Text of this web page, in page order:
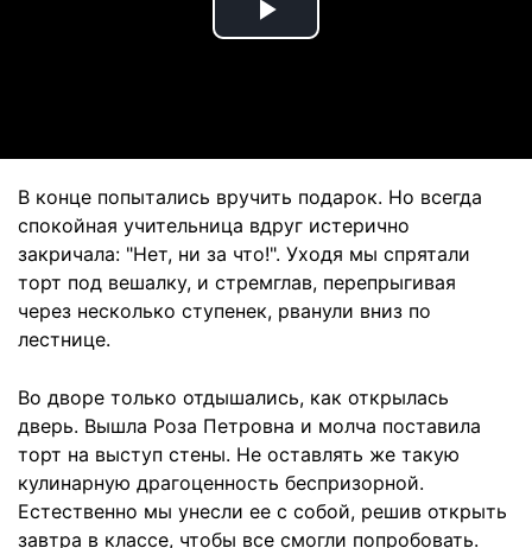
Play
В конце попытались вручить подарок. Но всегда
спокойная учительница вдруг истерично
закричала: "Нет, ни за что!". Уходя мы спрятали
торт под вешалку, и стремглав, перепрыгивая
через несколько ступенек, рванули вниз по
лестнице.
Во дворе только отдышались, как открылась
дверь. Вышла Роза Петровна и молча поставила
торт на выступ стены. Не оставлять же такую
кулинарную драгоценность беспризорной.
Естественно мы унесли ее с собой, решив открыть
завтра в классе, чтобы все смогли попробовать.